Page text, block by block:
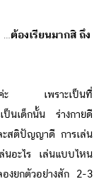
ต้องเรียนมากสิ ถึง
ล่ะค่ะ เพราะเป็นที่
ป็นเด็กนั้น ร่างกายดี
ะสติปัญญาดี การเล่น
นอะไร เล่นแบบไหน
งยกตัวอย่างสัก 2-3